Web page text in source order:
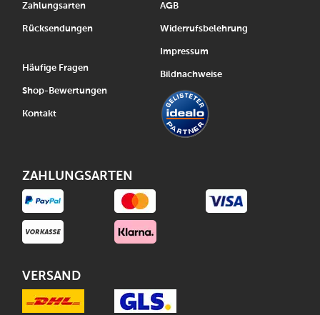
Zahlungsarten
Rücksendungen
Häufige Fragen
Shop-Bewertungen
Kontakt
AGB
Widerrufsbelehrung
Impressum
Bildnachweise
ZAHLUNGSARTEN
VERSAND